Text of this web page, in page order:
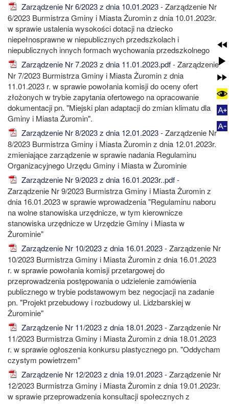
Zarządzenie Nr 6/2023 z dnia 10.01.2023- Zarządzenie Nr
6/2023 Burmistrza Gminy i Miasta Żuromin z dnia 10.01.2023r.
w sprawie ustalenia wysokości dotacji na dziecko
niepełnosprawne w niepublicznych przedszkolach i
niepublicznych innych formach wychowania przedszkolnego
Zarządzenie Nr 7.2023 z dnia 11.01.2023.pdf- Zarządzenie
Nr 7/2023 Burmistrza Gminy i Miasta Żuromin z dnia
11.01.2023 r. w sprawie powołania komisji do oceny ofert
złożonych w trybie zapytania ofertowego na opracowanie
dokumentacji pn. "Miejski plan adaptacji do zmian klimatu dla
Gminy i Miasta Żuromin".
Zarządzenie Nr 8/2023 z dnia 12.01.2023- Zarządzenie Nr
8/2023 Burmistrza Gminy i Miasta Żuromin z dnia 12.01.2023r.
zmieniające zarządzenie w sprawie nadania Regulaminu
Organizacyjnego Urzędu Gminy i Miasta w Żurominie
Zarządzenie Nr 9/2023 z dnia 16.01.2023r..pdf-
Zarządzenie Nr 9/2023 Burmistrza Gminy i Miasta Żuromin z
dnia 16.01.2023 w sprawie wprowadzenia "Regulaminu naboru
na wolne stanowiska urzędnicze, w tym kierownicze
stanowiska urzędnicze w Urzędzie Gminy i Miasta w
Żurominie"
Zarządzenie Nr 10/2023 z dnia 16.01.2023- Zarządzenie Nr
10/2023 Burmistrza Gminy i Miasta Żuromin z dnia 16.01.2023
r. w sprawie powołania komisji przetargowej do
przeprowadzenia postępowania o udzielenie zamówienia
publicznego w trybie podstawowym bez negocjacji na zadanie
pn. "Projekt przebudowy i rozbudowy ul. Lidzbarskiej w
Żurominie"
Zarządzenie Nr 11/2023 z dnia 18.01.2023- Zarządzenie Nr
11/2023 Burmistrza Gminy i Miasta Żuromin z dnia 18.01.2023
r. w sprawie ogłoszenia konkursu plastycznego pn. "Oddycham
czystym powietrzem"
Zarządzenie Nr 12/2023 z dnia 19.01.2023- Zarządzenie Nr
12/2023 Burmistrza Gminy i Miasta Żuromin z dnia 19.01.2023r.
w sprawie przeprowadzenia konsultacji społecznych z